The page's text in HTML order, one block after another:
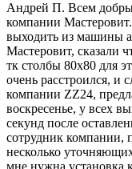
Андрей П. Всем
компании
выходить из машины а
Мастеровит, сказали
тк столбы 80х80 для
очень расстроился, и
компании ZZ24,
воскресенье, у всех
секунд после
сотрудник компании,
несколько